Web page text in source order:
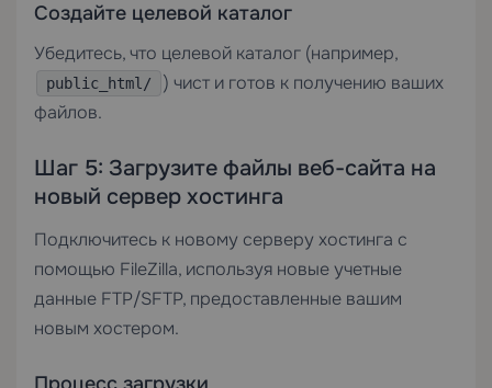
Создайте целевой каталог
Убедитесь, что целевой каталог (например,
public_html/
) чист и готов к получению ваших
файлов.
Шаг 5: Загрузите файлы веб-сайта на
новый сервер хостинга
Подключитесь к новому серверу хостинга с
помощью FileZilla, используя новые учетные
данные FTP/SFTP, предоставленные вашим
новым хостером.